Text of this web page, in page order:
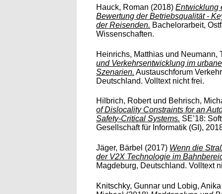
Hauck, Roman (2018)Entwicklung
Bewertung der Betriebsqualität -
der Reisenden. Bachelorarbeit,
Wissenschaften.
Heinrichs, Matthias und Neumann,
und Verkehrsentwicklung im
Szenarien. Austauschforum
Deutschland. Volltext nicht frei.
Hilbrich, Robertund Behrisch,
of Dislocality Constraints for an
Safety-Critical Systems. SE’18:
Gesellschaft für Informatik (GI),
Jäger, Bärbel (2017) Wenn die
der V2X Technologie im
Magdeburg, Deutschland. Volltext
Knitschky, Gunnar und Lobig, Anika